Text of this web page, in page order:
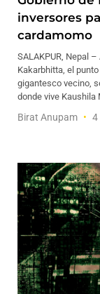
inversores
cardamomo
SALAKPUR, Nepal
Kakarbhitta, el
gigantesco vecino,
donde vive
Birat Anupam 4